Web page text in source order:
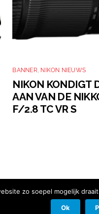
BANNER NIKON NIEUWS
NIKON KONDIGT
AAN VAN DE
F/2.8 TC VR S
zo soepel mogelijk
Ok